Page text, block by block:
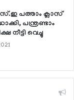
പത്താം ക്ലാസ്
പന്ത്രണ്ടാം
നീട്ടി വെച്ചു